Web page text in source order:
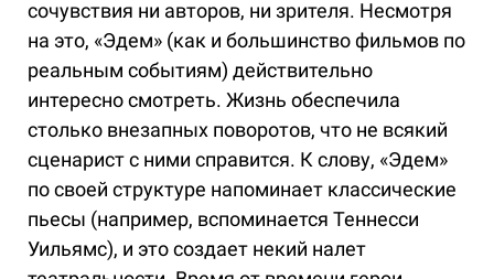
сочувствия ни авторов, ни зрителя. Несмотря
на это, «Эдем» (как и большинство фильмов по
реальным событиям) действительно
интересно смотреть. Жизнь обеспечила
столько внезапных поворотов, что не всякий
сценарист с ними справится. К слову, «Эдем»
по своей структуре напоминает классические
пьесы (например, вспоминается Теннесси
Уильямс), и это создает некий налет